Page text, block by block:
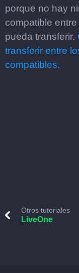
porque no hay
compatible
pueda transferir.
transferir entre
compatibles.
Otros tutoriales
LiveOne